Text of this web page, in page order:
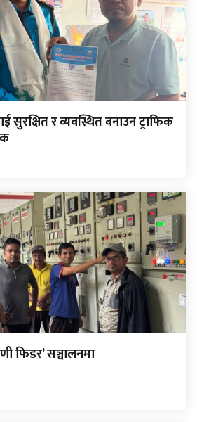
सुरक्षित र व्यवस्थित बनाउन ट्राफिक
फिडर’ सञ्चालनमा